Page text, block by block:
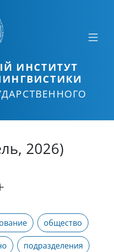
ИНСТИТУТ
2026)
общество
подразделения